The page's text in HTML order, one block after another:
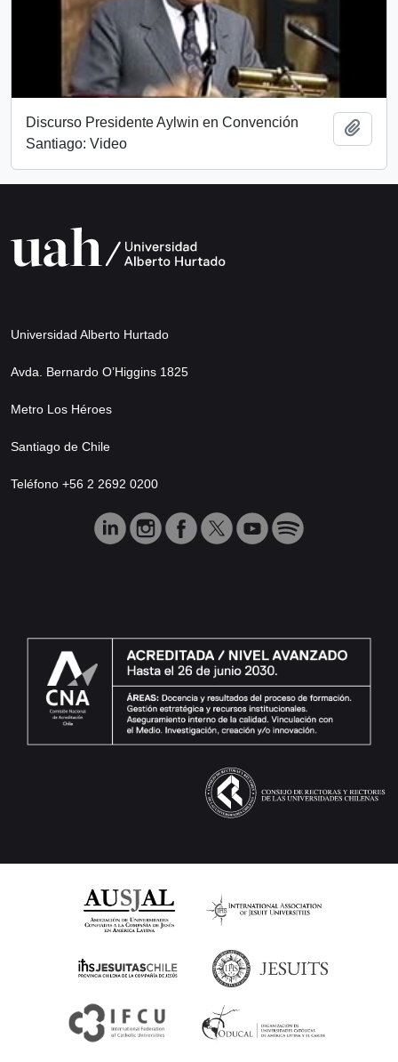
Discurso Presidente Aylwin en Convención
Santiago: Video
Universidad Alberto Hurtado
Avda. Bernardo O’Higgins 1825
Metro Los Héroes
Santiago de Chile
Teléfono +56 2 2692 0200